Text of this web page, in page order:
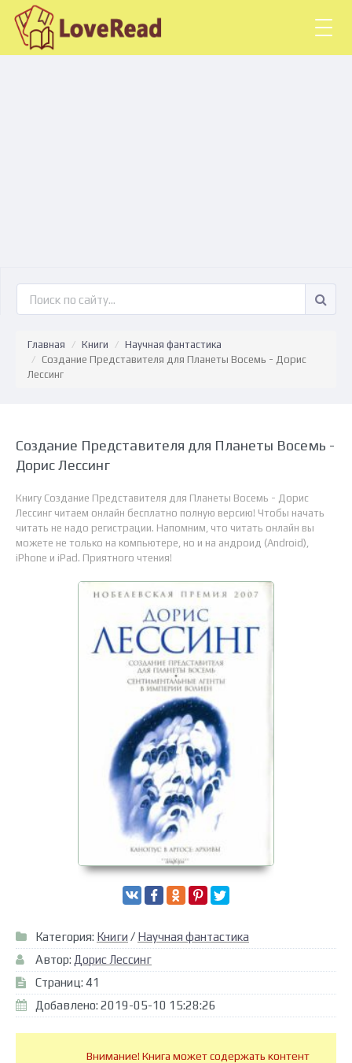
Главная Книги
Научная фантастика
Создание Представителя для Планеты Восемь - Дорис
Лессинг
Создание Представителя для Планеты Восемь -
Дорис Лессинг
Книгу Создание Представителя для Планеты Восемь - Дорис
Лессинг читаем онлайн бесплатно полную версию! Чтобы начать
читать не надо регистрации. Напомним, что читать онлайн вы
можете не только на компьютере, но и на андроид (Android),
iPhone и iPad. Приятного чтения!
Категория: Книги / Научная фантастика
Автор: Дорис Лессинг
Страниц: 41
Добавлено: 2019-05-10 15:28:26
Внимание! Книга может содержать контент